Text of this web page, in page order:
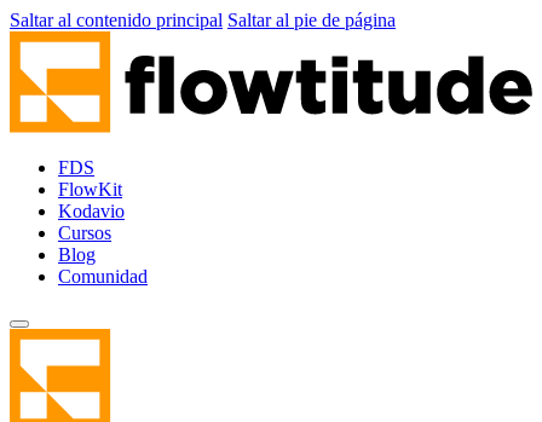
Saltar al contenido principal Saltar al pie de página
FDS
FlowKit
Kodavio
Cursos
Blog
Comunidad